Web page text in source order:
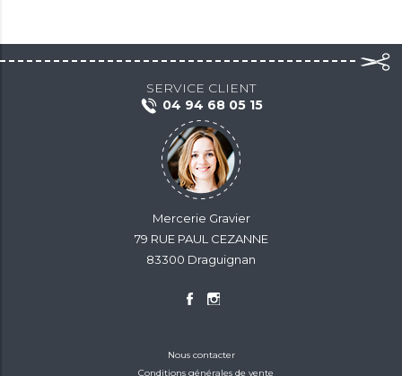
SERVICE CLIENT
04 94 68 05 15
Mercerie Gravier
79 RUE PAUL CEZANNE
83300 Draguignan
Nous contacter
Conditions générales de vente